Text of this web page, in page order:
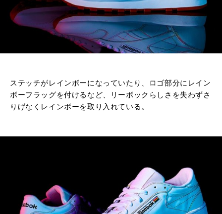
ステッチがレインボーになっていたり、ロゴ部分にレイン
ボーフラッグを付けるなど、リーボックらしさを失わずさ
りげなくレインボーを取り入れている。